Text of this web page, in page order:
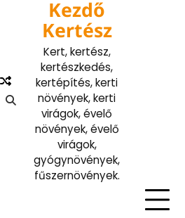
content
Kezdő
Kertész
Kert, kertész,
kertészkedés,
kertépítés, kerti
növények, kerti
virágok, évelő
növények, évelő
virágok,
gyógynövények,
fűszernövények.